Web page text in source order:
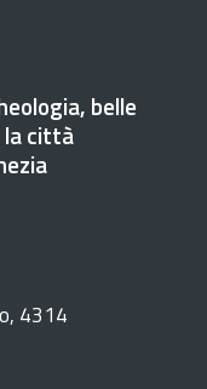
belle
la città
4314